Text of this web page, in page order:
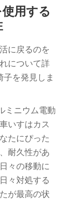
用する
に戻るのを
について詳
を発見しま
ミニウム電動
いすはカス
たにぴった
耐久性があ
々の移動に
々対処する
が最高の状